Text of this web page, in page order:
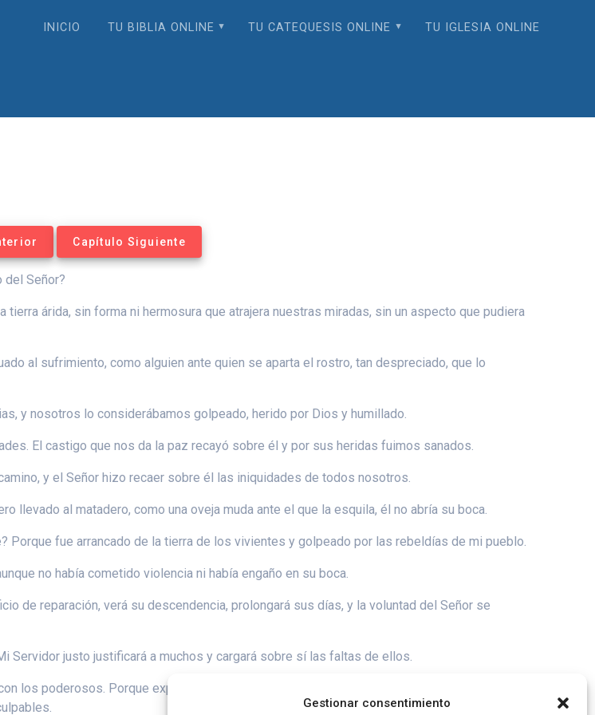
Gestionar consentimiento
INICIO TU BIBLIA ONLINE TU CATEQUESIS ONLINE TU IGLESIA ONLINE
Capítulo Siguiente
del Señor?
árida, sin forma ni hermosura que atrajera nuestras miradas, sin un aspecto que pudiera
al sufrimiento, como alguien ante quien se aparta el rostro, tan despreciado, que lo
y nosotros lo considerábamos golpeado, herido por Dios y humillado.
El castigo que nos da la paz recayó sobre él y por sus heridas fuimos sanados.
y el Señor hizo recaer sobre él las iniquidades de todos nosotros.
llevado al matadero, como una oveja muda ante el que la esquila, él no abría su boca.
Porque fue arrancado de la tierra de los vivientes y golpeado por las rebeldías de mi pueblo.
no había cometido violencia ni había engaño en su boca.
de reparación, verá su descendencia, prolongará sus días, y la voluntad del Señor se
Servidor justo justificará a muchos y cargará sobre sí las faltas de ellos.
los poderosos. Porque expuso su vida a la muerte y fue contado entre los culpables,